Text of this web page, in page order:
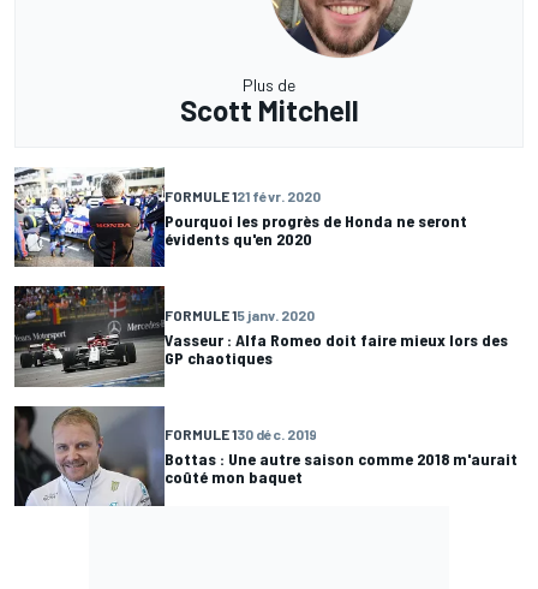
Plus de
Scott Mitchell
FORMULE 121 févr. 2020
Pourquoi les progrès de Honda ne seront
évidents qu'en 2020
FORMULE 15 janv. 2020
Vasseur : Alfa Romeo doit faire mieux lors des
GP chaotiques
FORMULE 130 déc. 2019
Bottas : Une autre saison comme 2018 m'aurait
coûté mon baquet